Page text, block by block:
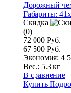
Дорожный
Габариты:
Скидка
(0)
72 000 Руб.
67 500 Руб.
Экономия: 4
Вес.: 5.3 кг
В сравнение
Купить